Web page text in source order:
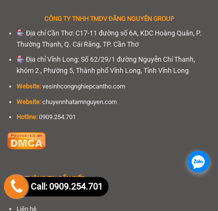
CÔNG TY TNHH TMDV ĐĂNG NGUYÊN GROUP
Địa chỉ Cần Thơ: C17-11 đường số 6A, KDC Hoàng Quân, P.
Thường Thạnh, Q. Cái Răng, TP. Cần Thơ
Địa chỉ Vĩnh Long: Số 62/29/1 đường Nguyễn Chí Thanh,
khóm 2 , Phường 5, Thành phố Vĩnh Long, Tỉnh Vĩnh Long
Website: vesinhcongnghiepcantho.com
Website: chuyennhatamnguyen.com
Hotline: 0909.254.701
THÔNG TIN CẦN BIẾT
Giới thiệu
Liên hệ
..
Call: 0909.254.701